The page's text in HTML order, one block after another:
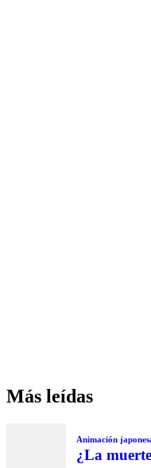
Más leídas
Animación
¿La